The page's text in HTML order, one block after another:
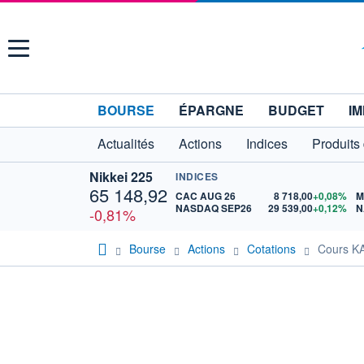
Menu
BOURSE ÉPARGNE BUDGET
Actualités
Actions Indices
Nikkei 225
65 148,92
-0,81%
INDICES
CAC AUG 26
8 718,00+0,08%
NASDAQ SEP26
29 539,00+0,12%
Bourse Actions Cotations Cours